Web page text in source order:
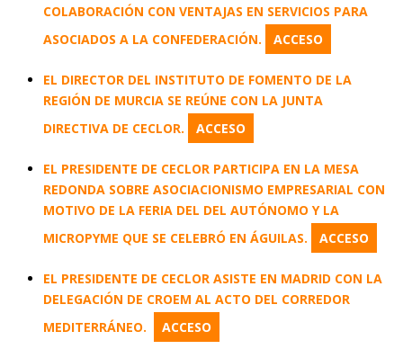
COLABORACIÓN CON VENTAJAS EN SERVICIOS PARA
ASOCIADOS A LA CONFEDERACIÓN.
ACCESO
EL DIRECTOR DEL INSTITUTO DE FOMENTO DE LA
REGIÓN DE MURCIA SE REÚNE CON LA JUNTA
DIRECTIVA DE CECLOR.
ACCESO
EL PRESIDENTE DE CECLOR PARTICIPA EN LA MESA
REDONDA SOBRE ASOCIACIONISMO EMPRESARIAL CON
MOTIVO DE LA FERIA DEL DEL AUTÓNOMO Y LA
MICROPYME QUE SE CELEBRÓ EN ÁGUILAS.
ACCESO
EL PRESIDENTE DE CECLOR ASISTE EN MADRID CON LA
DELEGACIÓN DE CROEM AL ACTO DEL CORREDOR
MEDITERRÁNEO.
ACCESO